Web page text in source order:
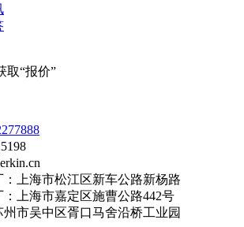
取“报价”
：上海市松江区新车公路新杨路
：上海市嘉定区施曹公路442号
市吴中区胥口马舍沿桥工业园